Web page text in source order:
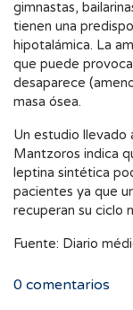
gimnastas,
tienen una
hipotalámica. La
que puede
desaparece
masa ósea.
Un estudio llevado
Mantzoros indica
leptina sintética
pacientes ya que
recuperan su ciclo
Fuente: Diario
0 comentarios